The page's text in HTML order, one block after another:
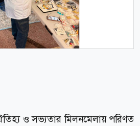
ঐতিহ্য ও সভ্যতার মিলনমেলায় পরিণত